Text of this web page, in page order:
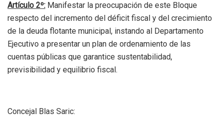
Artículo 2º: Manifestar la preocupación de este Bloque
respecto del incremento del déficit fiscal y del crecimiento
de la deuda flotante municipal, instando al Departamento
Ejecutivo a presentar un plan de ordenamiento de las
cuentas públicas que garantice sustentabilidad,
previsibilidad y equilibrio fiscal.
Concejal Blas Saric: